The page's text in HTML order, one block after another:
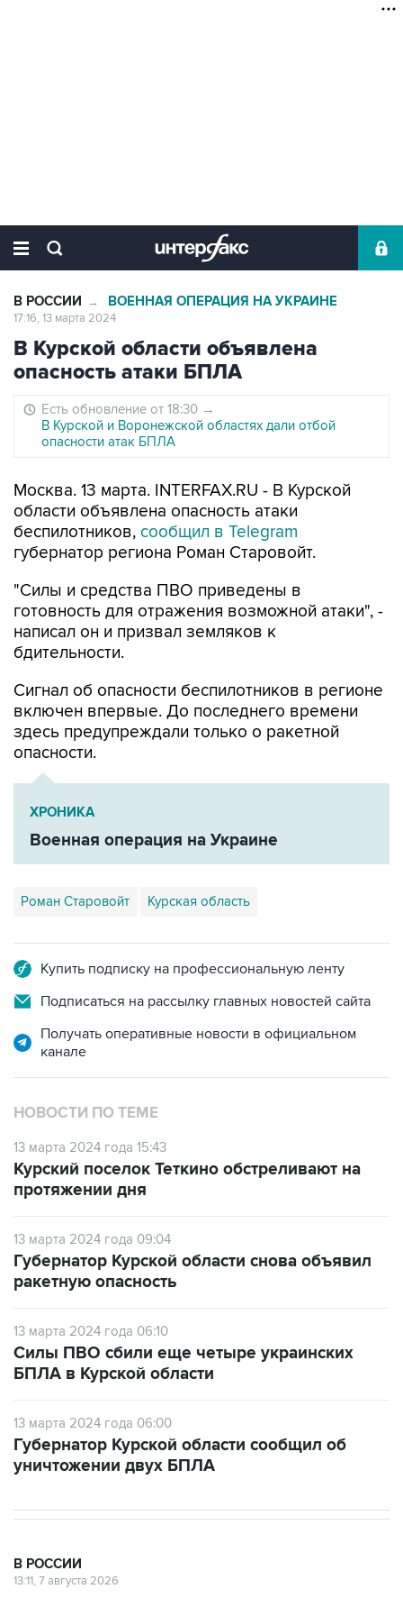
В РОССИИ → ВОЕННАЯ ОПЕРАЦИЯ НА УКРАИНЕ
17:16, 13 марта 2024
В Курской области объявлена
опасность атаки БПЛА
Есть обновление от 18:30 →
В Курской и Воронежской областях дали отбой
опасности атак БПЛА
Москва. 13 марта. INTERFAX.RU - В Курской
области объявлена опасность атаки
беспилотников, сообщил в Telegram
губернатор региона Роман Старовойт.
"Силы и средства ПВО приведены в
готовность для отражения возможной атаки", -
написал он и призвал земляков к
бдительности.
Сигнал об опасности беспилотников в регионе
включен впервые. До последнего времени
здесь предупреждали только о ракетной
опасности.
ХРОНИКА
Военная операция на Украине
Роман Старовойт Курская область
Купить подписку на профессиональную ленту
Подписаться на рассылку главных новостей сайта
Получать оперативные новости в официальном
канале
НОВОСТИ ПО ТЕМЕ
13 марта 2024 года 15:43
Курский поселок Теткино обстреливают на
протяжении дня
13 марта 2024 года 09:04
Губернатор Курской области снова объявил
ракетную опасность
13 марта 2024 года 06:10
Силы ПВО сбили еще четыре украинских
БПЛА в Курской области
13 марта 2024 года 06:00
Губернатор Курской области сообщил об
уничтожении двух БПЛА
В РОССИИ
13:11, 7 августа 2026